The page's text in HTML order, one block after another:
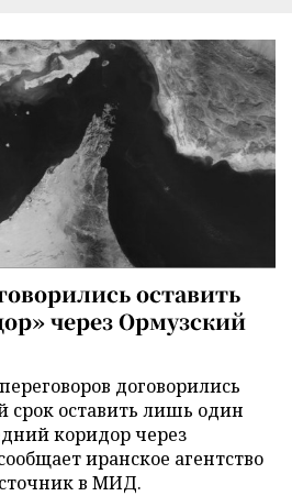
оставить
через Ормузский
договорились
срок оставить лишь один
коридор через
иранское агентство
в МИД.